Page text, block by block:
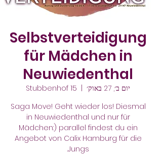
Selbstverteidigung
für Mädchen in
Neuwiedenthal
יום ב׳, 27 באוק׳
Stubbenhof 15
Saga Move! Geht wieder los! Diesmal
in Neuwiedenthal und nur für
Mädchen:) parallel findest du ein
Angebot von Calix Hamburg für die
Jungs.